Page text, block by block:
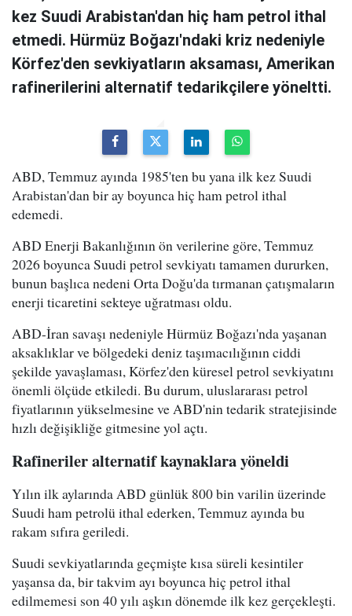
kez Suudi Arabistan'dan hiç ham petrol ithal
etmedi. Hürmüz Boğazı'ndaki kriz nedeniyle
Körfez'den sevkiyatların aksaması, Amerikan
rafinerilerini alternatif tedarikçilere yöneltti.
ABD, Temmuz ayında 1985'ten bu yana ilk kez Suudi
Arabistan'dan bir ay boyunca hiç ham petrol ithal
edemedi.
ABD Enerji Bakanlığının ön verilerine göre, Temmuz
2026 boyunca Suudi petrol sevkiyatı tamamen dururken,
bunun başlıca nedeni Orta Doğu'da tırmanan çatışmaların
enerji ticaretini sekteye uğratması oldu.
ABD-İran savaşı nedeniyle Hürmüz Boğazı'nda yaşanan
aksaklıklar ve bölgedeki deniz taşımacılığının ciddi
şekilde yavaşlaması, Körfez'den küresel petrol sevkiyatını
önemli ölçüde etkiledi. Bu durum, uluslararası petrol
fiyatlarının yükselmesine ve ABD'nin tedarik stratejisinde
hızlı değişikliğe gitmesine yol açtı.
Rafineriler alternatif kaynaklara yöneldi
Yılın ilk aylarında ABD günlük 800 bin varilin üzerinde
Suudi ham petrolü ithal ederken, Temmuz ayında bu
rakam sıfıra geriledi.
Suudi sevkiyatlarında geçmişte kısa süreli kesintiler
yaşansa da, bir takvim ayı boyunca hiç petrol ithal
edilmemesi son 40 yılı aşkın dönemde ilk kez gerçekleşti.